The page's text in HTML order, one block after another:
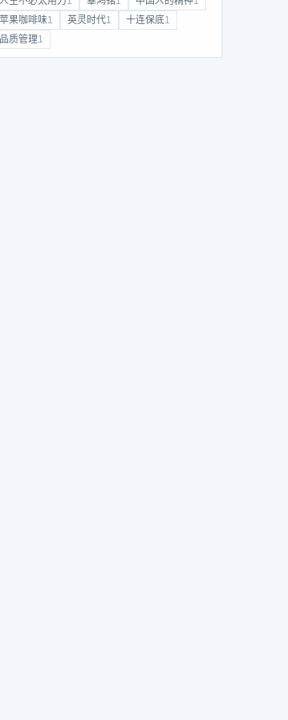
苹果咖啡味1 英灵时代1 十连保底1
品质管理1